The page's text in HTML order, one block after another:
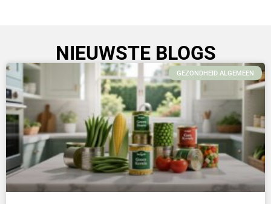
NIEUWSTE BLOGS
GEZONDHEID ALGEMEEN